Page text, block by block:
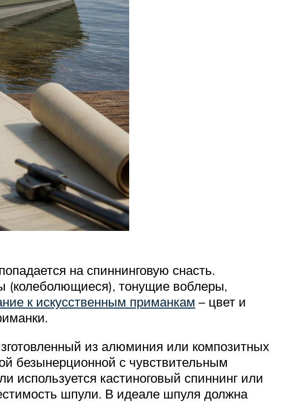
на спиннинговую снасть.
(колеболющиеся), тонущие воблеры,
к искусственным приманкам – цвет и
из алюминия или композитных
безынерционной с чувствительным
кастиноговый спиннинг или
шпули. В идеале шпуля должна